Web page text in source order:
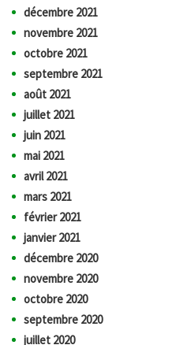
décembre 2021
novembre 2021
octobre 2021
septembre 2021
août 2021
juillet 2021
juin 2021
mai 2021
avril 2021
mars 2021
février 2021
janvier 2021
décembre 2020
novembre 2020
octobre 2020
septembre 2020
juillet 2020